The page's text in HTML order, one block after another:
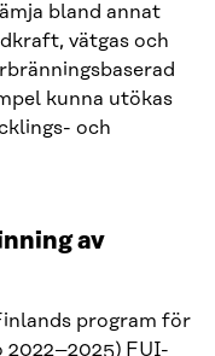
bland annat
vätgas och
kunna utökas
och
av
program för
FUI-